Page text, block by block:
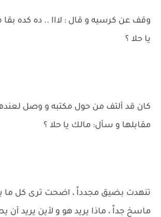
وقف عن كرسيه و قال : لااا .. ده كده بقا
يا حلا ؟
كان قد ألتف من حول مكتبه و وصل
مقابلها و سأل: مالك يا حلا ؟
تنهدت بضيق مجدداً ، اضحت ترى كل ما
ماسخ جداً ، ماذا يريد هو و لأين يريد أن